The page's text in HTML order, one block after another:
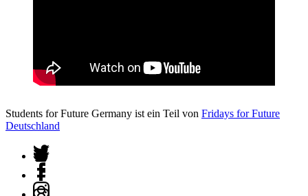
Students for Future Germany ist ein Teil von Fridays for Future
Deutschland